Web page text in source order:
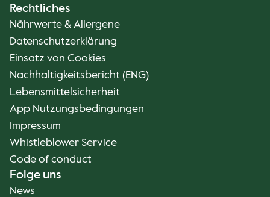
Rechtliches
Nährwerte & Allergene
Datenschutzerklärung
Einsatz von Cookies
Nachhaltigkeitsbericht (ENG)
Lebensmittelsicherheit
App Nutzungsbedingungen
Impressum
Whistleblower Service
Code of conduct
Folge uns
News